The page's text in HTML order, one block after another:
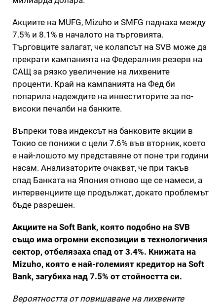
Акциите на MUFG, Mizuho и SMFG паднаха между
7.5% и 8.1% в началото на търговията.
Търговците залагат, че колапсът на SVB може да
прекрати кампанията на Федералния резерв на
САЩ за рязко увеличение на лихвените
проценти. Край на кампанията на Фед би
попарила надеждите на инвеститорите за по-
високи печалби на банките.
Въпреки това индексът на банковите акции в
Токио се понижи с цели 7.6% във вторник, което
е най-лошото му представяне от поне три години
насам. Анализаторите очакват, че при такъв
спад Банката на Япония отново ще се намеси, а
интервенциите ще продължат, докато проблемът
бъде разрешен.
Акциите на Soft Bank, която подобно на SVB
също има огромни експозиции в технологичния
сектор, отбелязаха спад от 3.4%. Книжата на
Mizuho, която е най-големият кредитор на Soft
Bank, загубиха над 7.5% от стойността си.
Вероятността от повишаване на лихвените